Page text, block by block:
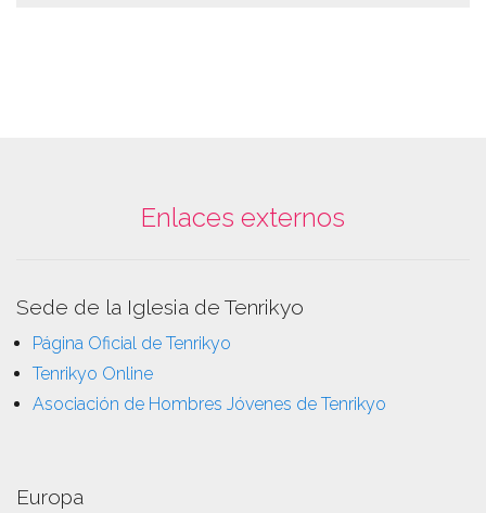
Enlaces externos
Sede de la Iglesia de Tenrikyo
Página Oficial de Tenrikyo
Tenrikyo Online
Asociación de Hombres Jóvenes de Tenrikyo
Europa